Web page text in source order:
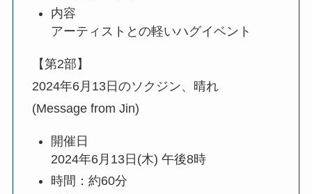
内容
アーティストとの軽いハグイベント
【第2部】
2024年6月13日のソクジン、晴れ
(Message from Jin)
開催日
2024年6月13日(木) 午後8時
時間：約60分